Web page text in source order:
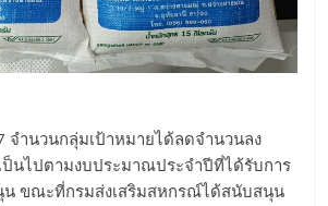
ำนวนกลุ่มเป้าหมายได้ลดจำนวนลง
ป็นไปตามงบประมาณประจำปีที่ได้รับการ
น ขณะที่กรมส่งเสริมสหกรณ์ได้สนับสนุน